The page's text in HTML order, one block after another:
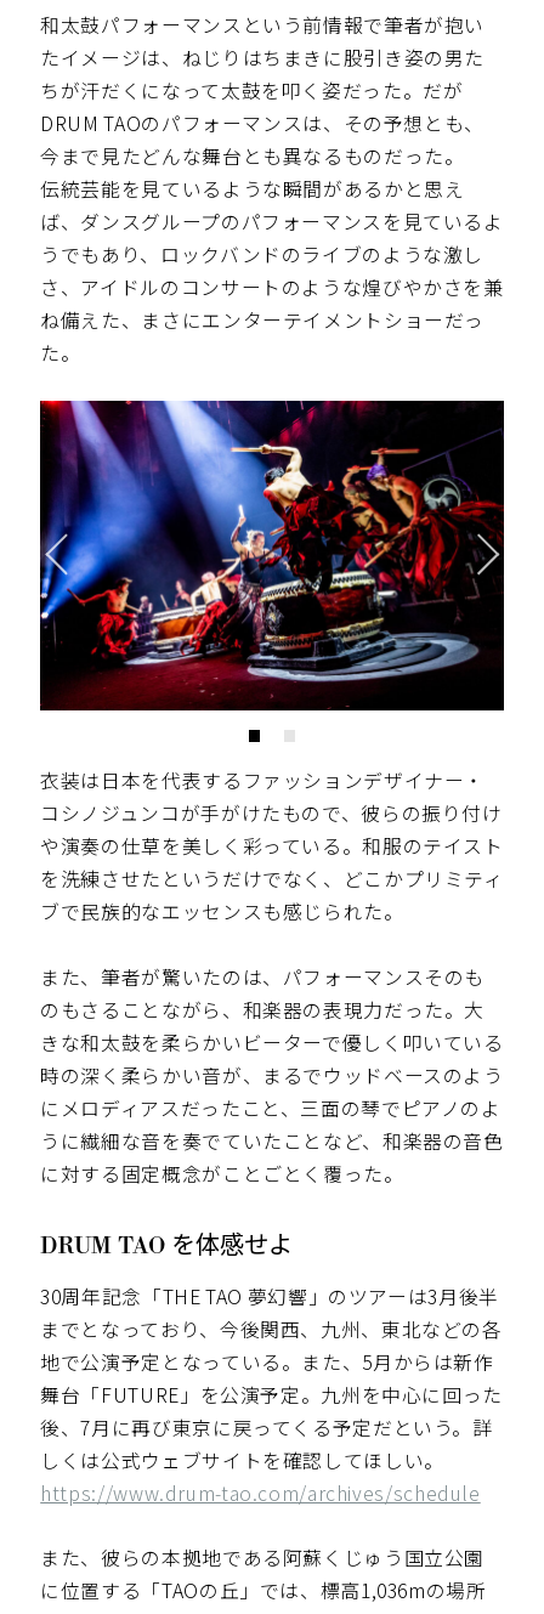
和太鼓パフォーマンスという前情報で筆者が抱い
たイメージは、ねじりはちまきに股引き姿の男た
ちが汗だくになって太鼓を叩く姿だった。だが
DRUM TAOのパフォーマンスは、その予想とも、
今まで見たどんな舞台とも異なるものだった。
伝統芸能を見ているような瞬間があるかと思え
ば、ダンスグループのパフォーマンスを見ているよ
うでもあり、ロックバンドのライブのような激し
さ、アイドルのコンサートのような煌びやかさを兼
ね備えた、まさにエンターテイメントショーだっ
た。
衣装は日本を代表するファッションデザイナー・
コシノジュンコが手がけたもので、彼らの振り付け
や演奏の仕草を美しく彩っている。和服のテイスト
を洗練させたというだけでなく、どこかプリミティ
ブで民族的なエッセンスも感じられた。
また、筆者が驚いたのは、パフォーマンスそのも
のもさることながら、和楽器の表現力だった。大
きな和太鼓を柔らかいビーターで優しく叩いている
時の深く柔らかい音が、まるでウッドベースのよう
にメロディアスだったこと、三面の琴でピアノのよ
うに繊細な音を奏でていたことなど、和楽器の音色
に対する固定概念がことごとく覆った。
DRUM TAO を体感せよ
30周年記念「THE TAO 夢幻響」のツアーは3月後半
までとなっており、今後関西、九州、東北などの各
地で公演予定となっている。また、5月からは新作
舞台「FUTURE」を公演予定。九州を中心に回った
後、7月に再び東京に戻ってくる予定だという。詳
しくは公式ウェブサイトを確認してほしい。
https://www.drum-tao.com/archives/schedule
また、彼らの本拠地である阿蘇くじゅう国立公園
に位置する「TAOの丘」では、標高1,036mの場所